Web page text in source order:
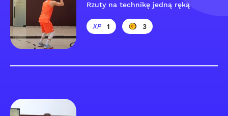
Rzuty na technikę jedną ręką
1 3